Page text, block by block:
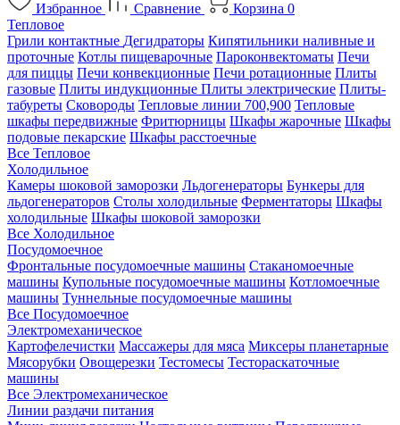
Избранное Сравнение Корзина 0
Тепловое
Грили контактные Дегидраторы Кипятильники наливные и
проточные Котлы пищеварочные Пароконвектоматы Печи
для пиццы Печи конвекционные Печи ротационные Плиты
газовые Плиты индукционные Плиты электрические Плиты-
табуреты Сковороды Тепловые линии 700,900 Тепловые
шкафы передвижные Фритюрницы Шкафы жарочные Шкафы
подовые пекарские Шкафы расстоечные
Все Тепловое
Холодильное
Камеры шоковой заморозки Льдогенераторы Бункеры для
льдогенераторов Столы холодильные Ферментаторы Шкафы
холодильные Шкафы шоковой заморозки
Все Холодильное
Посудомоечное
Фронтальные посудомоечные машины Стаканомоечные
машины Купольные посудомоечные машины Котломоечные
машины Туннельные посудомоечные машины
Все Посудомоечное
Электромеханическое
Картофелечистки Массажеры для мяса Миксеры планетарные
Мясорубки Овощерезки Тестомесы Тестораскаточные
машины
Все Электромеханическое
Линии раздачи питания